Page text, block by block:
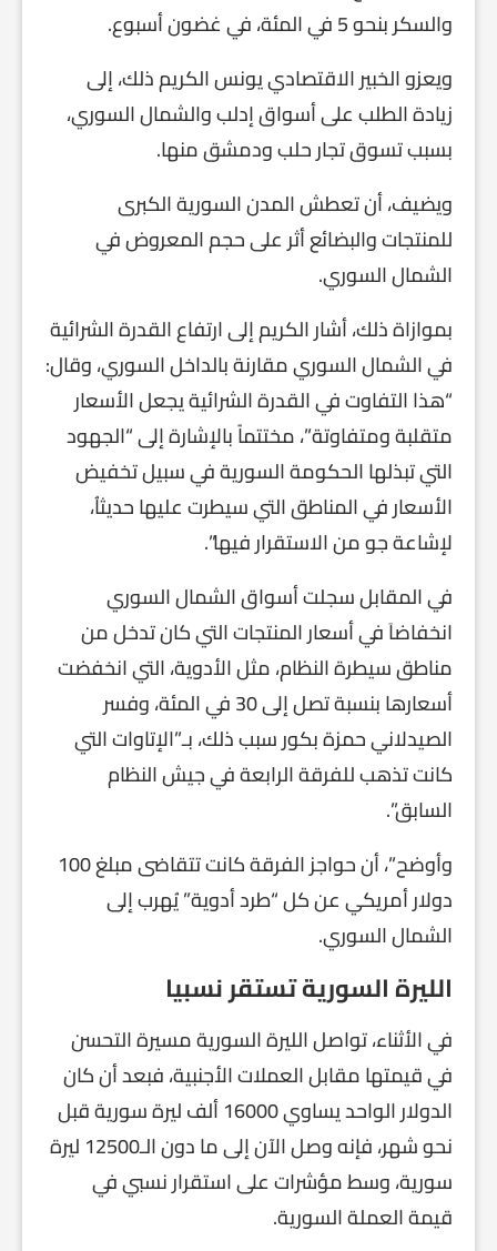
والسكر بنحو 5 في المئة، في غضون أسبوع.
ويعزو الخبير الاقتصادي يونس الكريم ذلك، إلى
زيادة الطلب على أسواق إدلب والشمال السوري،
بسبب تسوق تجار حلب ودمشق منها.
ويضيف، أن تعطش المدن السورية الكبرى
للمنتجات والبضائع أثر على حجم المعروض في
الشمال السوري.
بموازاة ذلك، أشار الكريم إلى ارتفاع القدرة الشرائية
في الشمال السوري مقارنة بالداخل السوري، وقال:
“هذا التفاوت في القدرة الشرائية يجعل الأسعار
متقلبة ومتفاوتة”، مختتماً بالإشارة إلى “الجهود
التي تبذلها الحكومة السورية في سبيل تخفيض
الأسعار في المناطق التي سيطرت عليها حديثاُ،
لإشاعة جو من الاستقرار فيها”.
في المقابل سجلت أسواق الشمال السوري
انخفاضاَ في أسعار المنتجات التي كان تدخل من
مناطق سيطرة النظام، مثل الأدوية، التي انخفضت
أسعارها بنسبة تصل إلى 30 في المئة، وفسر
الصيدلاني حمزة بكور سبب ذلك، بـ”الإتاوات التي
كانت تذهب للفرقة الرابعة في جيش النظام
السابق”.
وأوضح”، أن حواجز الفرقة كانت تتقاضى مبلغ 100
دولار أمريكي عن كل “طرد أدوية” يُهرب إلى
الشمال السوري.
الليرة السورية تستقر نسبيا
في الأثناء، تواصل الليرة السورية مسيرة التحسن
في قيمتها مقابل العملات الأجنبية، فبعد أن كان
الدولار الواحد يساوي 16000 ألف ليرة سورية قبل
نحو شهر، فإنه وصل الآن إلى ما دون الـ12500 ليرة
سورية، وسط مؤشرات على استقرار نسبي في
قيمة العملة السورية.